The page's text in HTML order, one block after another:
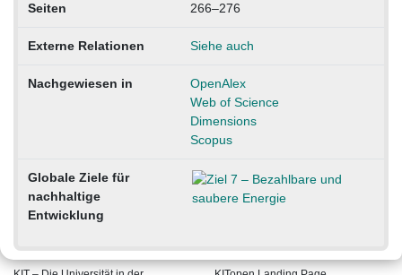
Seiten 266–276
Externe Relationen Siehe auch
Nachgewiesen in
OpenAlex
Web of Science
Dimensions
Scopus
Globale Ziele für
nachhaltige
Entwicklung